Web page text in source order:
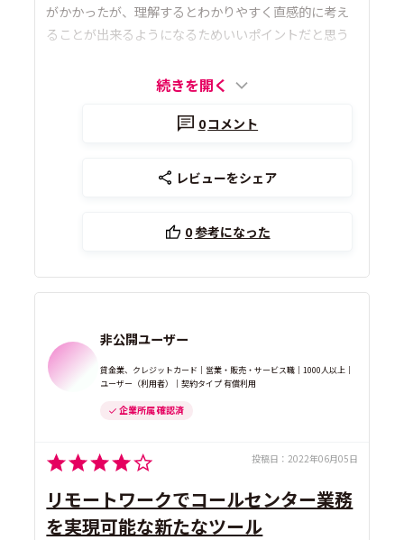
がかかったが、理解するとわかりやすく直感的に考え
ることが出来るようになるためいいポイントだと思う
続きを開く
0コメント
レビューをシェア
0参考になった
非公開ユーザー
貸金業、クレジットカード｜営業・販売・サービス職｜1000人以上｜
ユーザー（利用者）｜契約タイプ 有償利用
企業所属 確認済
投稿日： 2022年06月05日
リモートワークでコールセンター業務
を実現可能な新たなツール